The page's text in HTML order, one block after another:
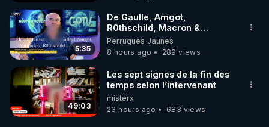
5:35
De Gaulle, Amgot,
R0thschild, Macron &
Pompidou… Macron Claude
Janvier, GPTV, 18 X 2024
Perruques Jaunes
8 hours ago
289 views
49:03
Les sept signes de la fin des
temps selon l’intervenant
misterx
23 hours ago
683 views